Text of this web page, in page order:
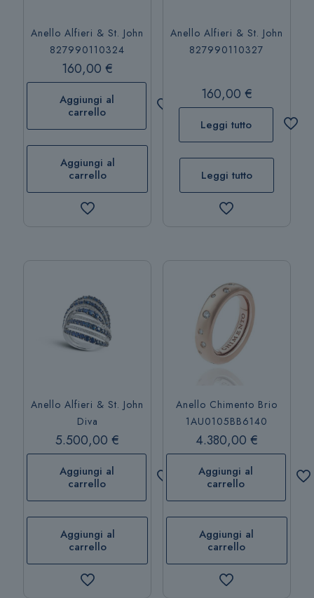
Anello Alfieri & St. John
827990110324
160,00€
Aggiungi al
carrello
Aggiungi al
carrello
Anello Alfieri & St. John
827990110327
160,00 €
Leggi tutto
Leggi tutto
Anello Alfieri & St. John
Diva
5.500,00€
Aggiungi al
carrello
Aggiungi al
carrello
Anello Chimento Brio
1AU0105BB6140
4.380,00 €
Aggiungi al
carrello
Aggiungi al
carrello